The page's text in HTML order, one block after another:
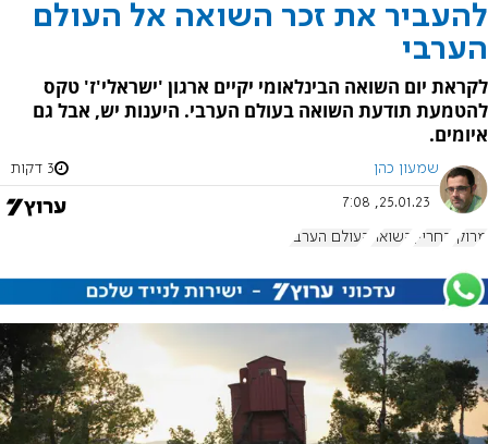
להעביר את זכר השואה אל העולם
הערבי
לקראת יום השואה הבינלאומי יקיים ארגון 'ישראלי'ז' טקס
להטמעת תודעת השואה בעולם הערבי. היענות יש, אבל גם
איומים.
שמעון כהן 3 דקות
25.01.23, 7:08
מרוקו בחריין השואה העולם הערבי